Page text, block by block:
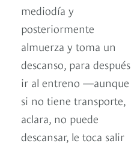
mediodía y
posteriormente
almuerza y toma un
descanso, para después
ir al entreno —aunque
si no tiene transporte,
aclara, no puede
descansar, le toca salir